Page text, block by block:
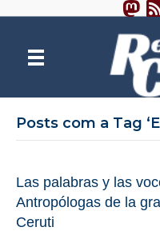
Posts com a Tag
Las palabras y las
Antropólogas de la
Ceruti